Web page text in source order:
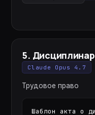
5.
Claude Opus 4.7
Трудовое право
Шаблон акта о